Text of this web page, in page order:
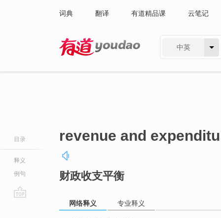
词典 翻译 有道精品课 云笔记
中英
目录
释义
例句
revenue and
财政收支平衡
网络释义 专业释义